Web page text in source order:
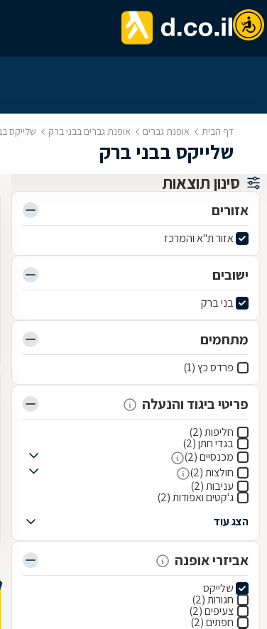
דף הבית אופנת גברים אופנת גברים בבני ברק שלייקס
שלייקס בבני ברק
סינון תוצאות
אזורים
אזור ת"א והמרכז
ישובים
בני ברק
מתחמים
פרדס כץ (1)
פריטי ביגוד והנעלה
חליפות (2)
בגדי חתן (2)
מכנסיים (2)
חולצות (2)
עניבות (2)
ג'קטים ואפודות (2)
הצג עוד
אביזרי אופנה
שלייקס
חגורות (2)
צעיפים (2)
חפתים (2)